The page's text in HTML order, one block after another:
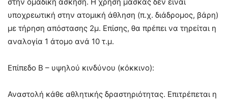
στην ομαδική άσκηση. Η χρήση μάσκας δεν είναι
υποχρεωτική στην ατομική άθληση (π.χ. διάδρομος, βάρη)
με τήρηση απόστασης 2μ. Επίσης, θα πρέπει να τηρείται η
αναλογία 1 άτομο ανά 10 τ.μ.
Επίπεδο Β – υψηλού κινδύνου (κόκκινο):
Αναστολή κάθε αθλητικής δραστηριότητας. Επιτρέπεται η